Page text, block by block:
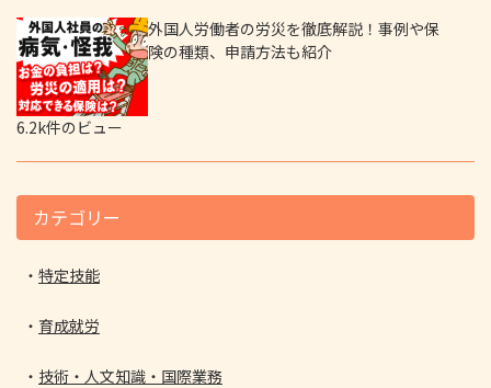
外国人労働者の労災を徹底解説！事例や保
険の種類、申請方法も紹介
6.2k件のビュー
カテゴリー
特定技能
育成就労
技術・人文知識・国際業務